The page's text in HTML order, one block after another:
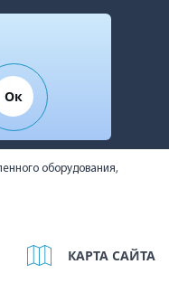
Ок
оборудования,
КАРТА САЙТА